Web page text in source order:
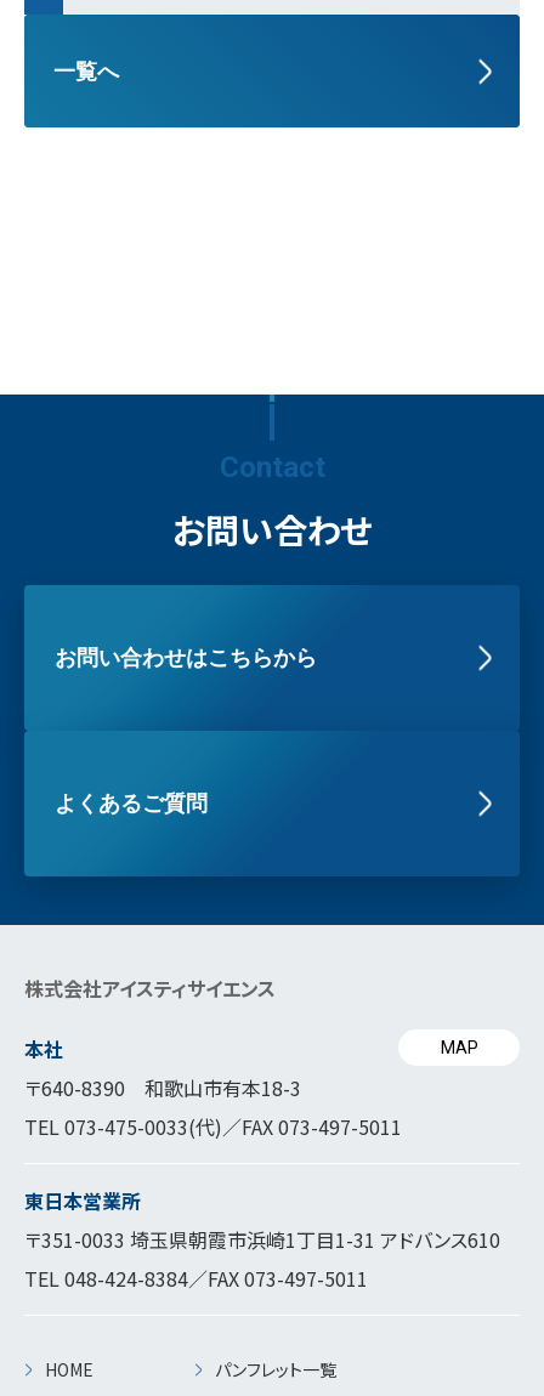
一般的なレギュレーター等を用いての残量確認
はできません(※)。
一覧へ
Contact
お問い合わせ
お問い合わせはこちらから
よくあるご質問
株式会社アイスティサイエンス
本社
〒640-8390 和歌山市有本18-3
TEL073-475-0033(代)／FAX 073-497-5011
MAP
東日本営業所
〒351-0033 埼玉県朝霞市浜崎1丁目1-31 アドバンス610
TEL048-424-8384／FAX 073-497-5011
HOME パンフレット一覧